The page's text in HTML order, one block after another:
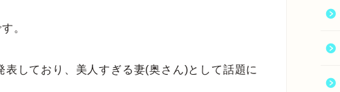
。
しており、美人すぎる妻(奥さん)として話題に